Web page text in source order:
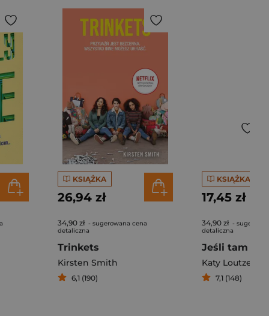
KSIĄŻKA
26,94 zł
34,90 zł - sugerowana cena
detaliczna
Trinkets
Kirsten Smith
6,1 (190)
KSIĄŻKA
17,45 zł
34,90 zł -
detaliczna
Jeśli tam
Katy
7,1 (148)